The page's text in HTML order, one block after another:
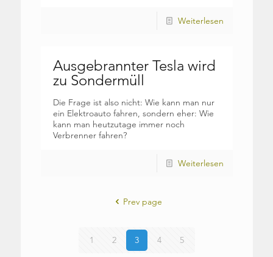
Weiterlesen
Ausgebrannter Tesla wird
zu Sondermüll
Die Frage ist also nicht: Wie kann man nur
ein Elektroauto fahren, sondern eher: Wie
kann man heutzutage immer noch
Verbrenner fahren?
Weiterlesen
Prev page
1 2 3 4 5